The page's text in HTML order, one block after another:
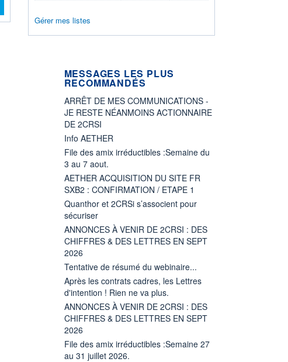
Gérer mes listes
MESSAGES LES PLUS
RECOMMANDÉS
ARRÊT DE MES COMMUNICATIONS -
JE RESTE NÉANMOINS ACTIONNAIRE
DE 2CRSI
Info AETHER
File des amix irréductibles :Semaine du
3 au 7 aout.
AETHER ACQUISITION DU SITE FR
SXB2 : CONFIRMATION / ETAPE 1
Quanthor et 2CRSi s’associent pour
sécuriser
ANNONCES À VENIR DE 2CRSI : DES
CHIFFRES & DES LETTRES EN SEPT
2026
Tentative de résumé du webinaire...
Après les contrats cadres, les Lettres
d'intention ! Rien ne va plus.
ANNONCES À VENIR DE 2CRSI : DES
CHIFFRES & DES LETTRES EN SEPT
2026
File des amix irréductibles :Semaine 27
au 31 juillet 2026.